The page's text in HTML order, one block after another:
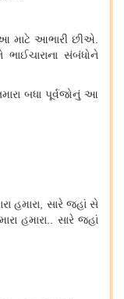
આભારી છીએ.
સંબંધોને
બધા પૂર્વજોનું આ
હમારા, સારે જહાં સે
હમારા.. સારે જહાં